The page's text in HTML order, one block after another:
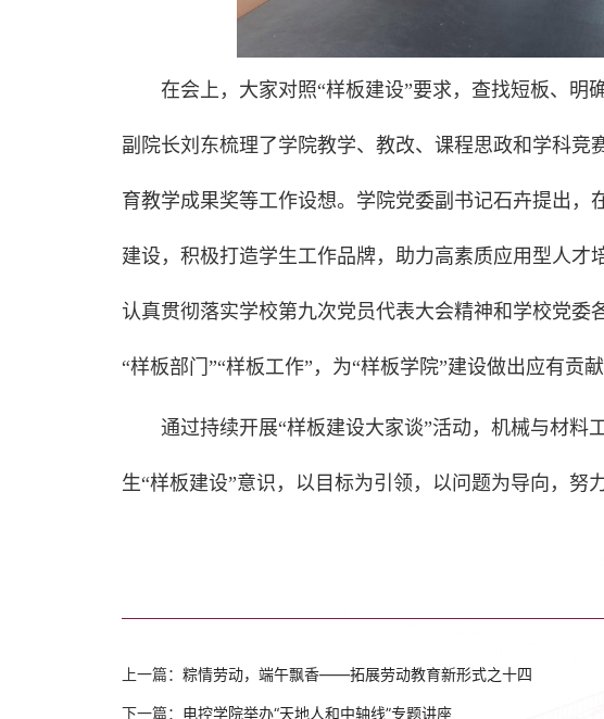
在会上，大家对照“样板建设”要求，查找短板、明
副院长刘东梳理了学院教学、教改、课程思政和学科
育教学成果奖等工作设想。学院党委副书记石卉提出
建设，积极打造学生工作品牌，助力高素质应用型人
认真贯彻落实学校第九次党员代表大会精神和学校党委
“样板部门”“样板工作”，为“样板学院”建设做出应有贡献
通过持续开展“样板建设大家谈”活动，机械与材料
生“样板建设”意识，以目标为引领，以问题为导向，努
上一篇： 粽情劳动，端午飘香——拓展劳动教育新形式之十四
下一篇： 电控学院举办“天地人和中轴线”专题讲座